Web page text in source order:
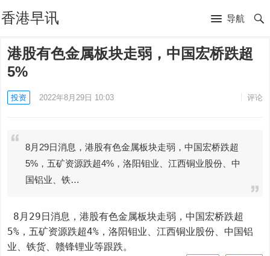
香港早讯 导航
港股有色金属板块走弱，中国宏桥跌超
5%
投资 2022年8月29日 10:03 评论
8月29日消息，港股有色金属板块走弱，中国宏桥跌超
5%，五矿资源跌超4%，洛阳钼业、江西铜业股份、中
国铝业、铁…
5%，五矿资源跌超4%，洛阳钼业、江西铜业股份、中国铝
业、铁货、赣锋锂业等跟跌。